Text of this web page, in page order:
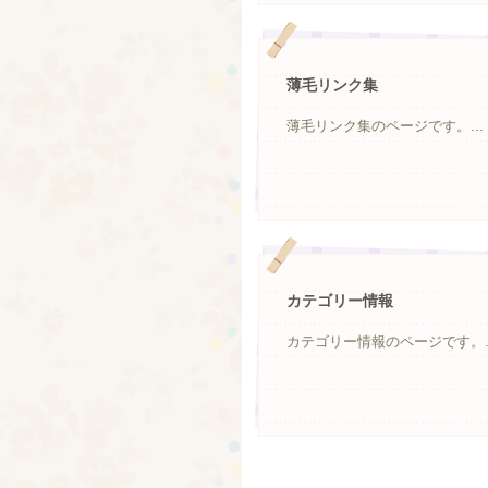
薄毛リンク集
薄毛リンク集のページです。...
カテゴリー情報
カテゴリー情報のページです